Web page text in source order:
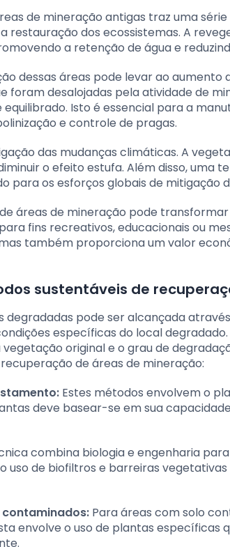
de mineração antigas traz uma
restauração dos ecossistemas. A
a retenção de água e
dessas áreas pode levar ao
foram desalojadas pela atividade de
Isto é essencial para a
e controle de pragas.
das mudanças climáticas. A
o efeito estufa. Além disso, uma
para os esforços globais de mitigação
áreas de mineração pode
fins recreativos, educacionais ou
também proporciona um valor
sustentáveis de
degradadas pode ser alcançada
específicas do local
vegetação original e o grau de
de áreas de mineração:
Estes métodos envolvem o
deve basear-se em sua
combina biologia e engenharia
uso de biofiltros e barreiras
contaminados: Para áreas com solo
envolve o uso de plantas específicas